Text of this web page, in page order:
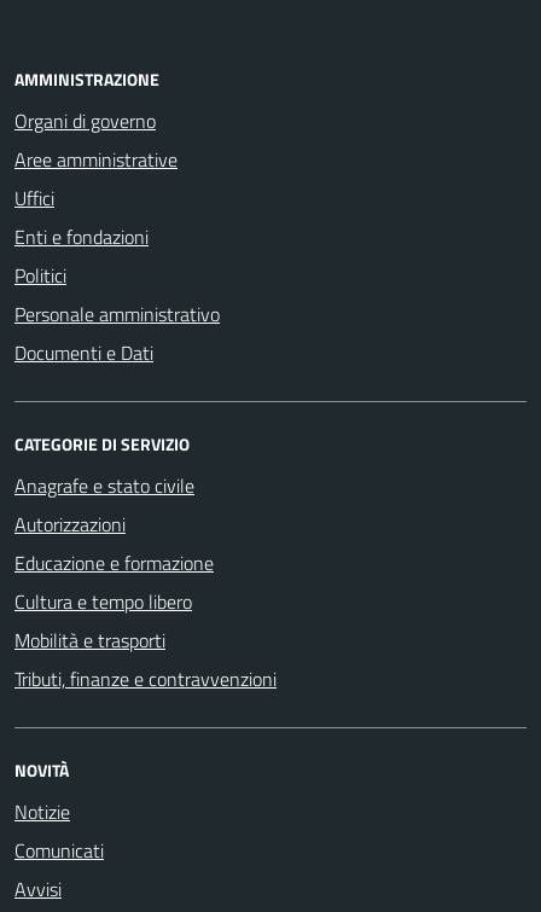
AMMINISTRAZIONE
Organi di governo
Aree amministrative
Uffici
Enti e fondazioni
Politici
Personale amministrativo
Documenti e Dati
CATEGORIE DI SERVIZIO
Anagrafe e stato civile
Autorizzazioni
Educazione e formazione
Cultura e tempo libero
Mobilità e trasporti
Tributi, finanze e contravvenzioni
NOVITÀ
Notizie
Comunicati
Avvisi